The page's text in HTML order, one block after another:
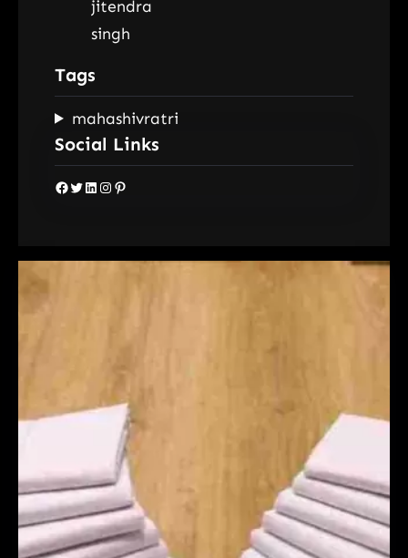
Tags
mahashivratri
Social Links
Facebook Twitter LinkedIn Instagram Pinterest